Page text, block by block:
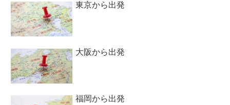
東京から出発
大阪から出発
福岡から出発